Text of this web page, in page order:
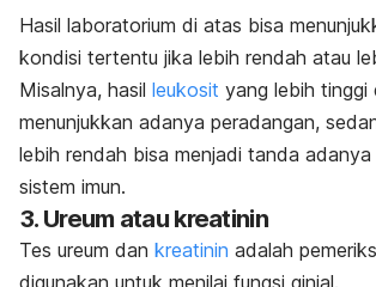
Hasil laboratorium di atas bisa
kondisi tertentu jika lebih rendah atau
Misalnya, hasil leukosit yang lebih tinggi
menunjukkan adanya peradangan,
lebih rendah bisa menjadi tanda adanya
sistem imun.
3. Ureum atau kreatinin
Tes ureum dan kreatinin adalah